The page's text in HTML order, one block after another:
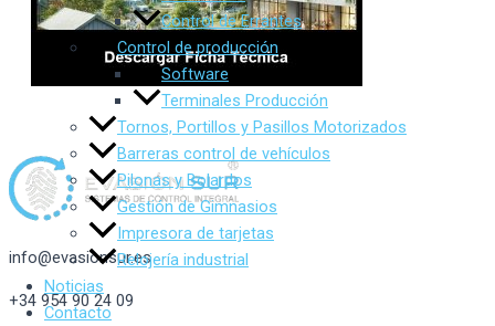
Control de Errantes
Control de producción
Software
Terminales Producción
Tornos, Portillos y Pasillos Motorizados
Barreras control de vehículos
Pilonas y Bolardos
Gestión de Gimnasios
Impresora de tarjetas
Relojería industrial
Noticias
Contacto
info@evasionsur.es
+34 954 90 24 09